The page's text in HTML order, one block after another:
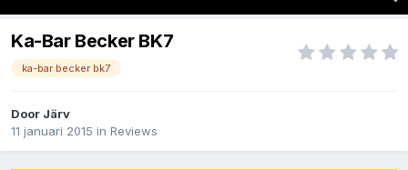
Ka-Bar Becker BK7
ka-bar becker bk7
Door Järv
11 januari 2015 in Reviews